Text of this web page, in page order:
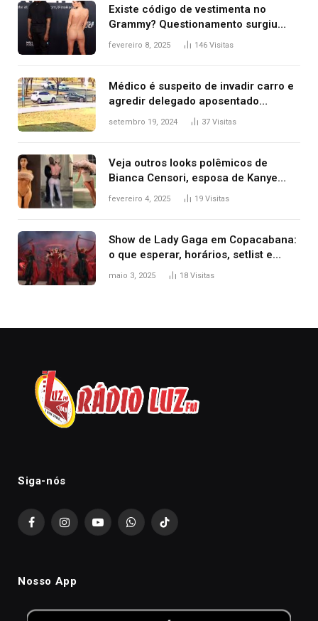
Existe código de vestimenta no
Grammy? Questionamento surgiu
após Bianca Censori, mulher de
fevereiro 8, 2025 146 Visitas
Médico é suspeito de invadir carro e
agredir delegado aposentado
durante confusão no trânsito
setembro 19, 2024 37 Visitas
Veja outros looks polêmicos de
Bianca Censori, esposa de Kanye
West que apareceu nua no Grammy
fevereiro 4, 2025 19 Visitas
Show de Lady Gaga em Copacabana:
o que esperar, horários, setlist e
onde assistir
maio 3, 2025 18 Visitas
Siga-nós
FacebookInstagramYouTubeWhatsAppTikTok
Nosso App